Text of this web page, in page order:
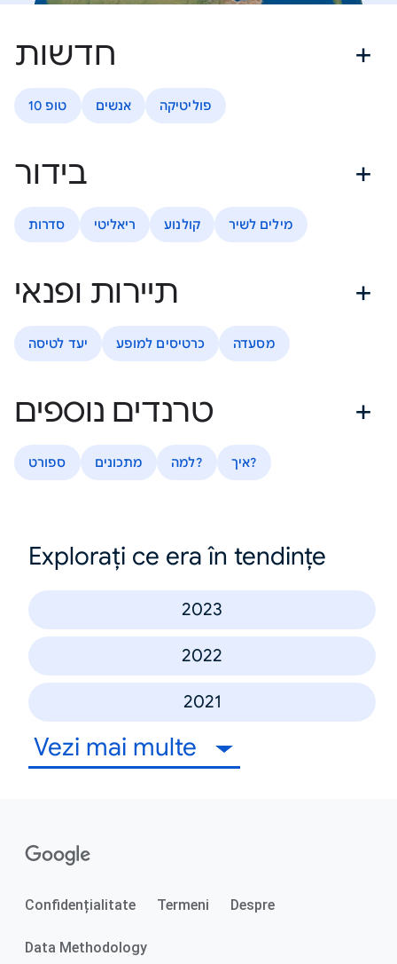
חדשות
טופ 10 אנשים פוליטיקה
בידור
סדרות ריאליטי קולנוע מילים לשיר
תיירות ופנאי
יעד לטיסה כרטיסים למופע מסעדה
טרנדים נוספים
ספורט מתכונים למה? איך?
Explorați ce era în tendințe
2023
2022
2021
Vezi mai multe
Confidențialitate Termeni Despre
Data Methodology